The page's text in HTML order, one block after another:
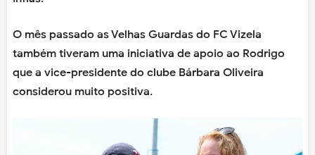
O mês passado as Velhas Guardas do FC Vizela
também tiveram uma iniciativa de apoio ao Rodrigo
que a vice-presidente do clube Bárbara Oliveira
considerou muito positiva.